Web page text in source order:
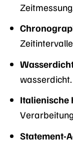
Zeitmessung.
wasserdicht.
Italienische
Statement-